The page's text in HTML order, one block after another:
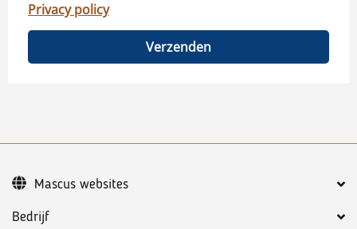
Privacy policy
Verzenden
Bedrijf
Mascus websites